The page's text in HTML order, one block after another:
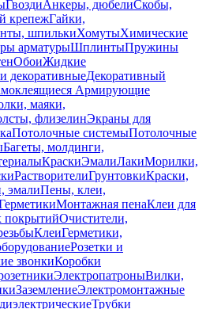
ГвоздиАнкеры, дюбелиСкобы,
крепежГайки,
шпилькиХомутыХимические
арматурыШплинтыПружины
ОбоиЖидкие
декоративныеДекоративный
Армирующие
маяки,
флизелинЭкраны для
Потолочные системыПотолочные
Багеты, молдинги,
КраскиЭмалиЛакиМорилки,
РастворителиГрунтовкиКраски,
эмалиПены, клеи,
Монтажная пенаКлеи для
покрытийОчистители,
КлеиГерметики,
Розетки и
звонкиКоробки
ЭлектропатроныВилки,
ЗаземлениеЭлектромонтажные
Трубки